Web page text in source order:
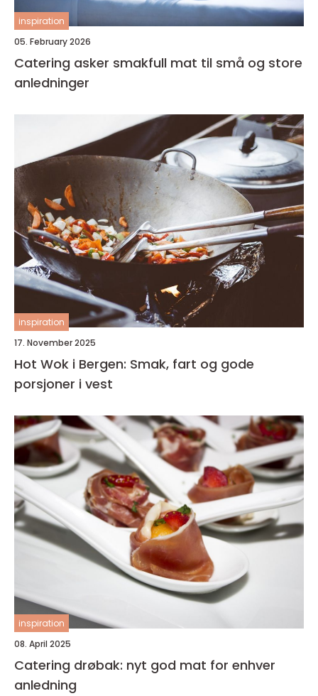
inspiration
05. February 2026
Catering asker smakfull mat til små og store
anledninger
inspiration
17. November 2025
Hot Wok i Bergen: Smak, fart og gode
porsjoner i vest
inspiration
08. April 2025
Catering drøbak: nyt god mat for enhver
anledning